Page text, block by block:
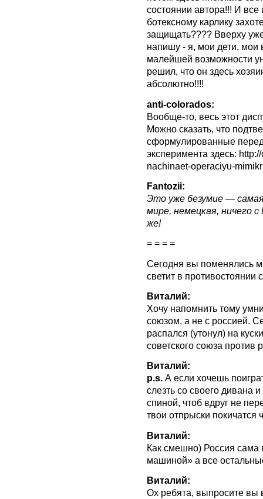
состоянии автора!!! И все
ботексному карлику
защищать???? Вверху
напишу - я, мои дети, мои
малейшей возможности
решил, что он здесь
абсолютно!!!!
anti-colorados:
Вообще-то, весь этот
Можно сказать, что
сформулированные
эксперимента здесь:
nachinaet-operaciyu-
Fantozii:
Это уже безумие —
мире, немецкая, ничего
же!
= = = =
Сегодня вы поменялись
светит в
Виталий:
Хочу напомнить тому
союзом, а не с россией.
распался (утонул) на
советского союза
Виталий:
p.s. А если хочешь
слезть со своего дивана
спиной, чтоб вдруг не
твои отпрыски покичатся
Виталий:
Как смешно) Россия сама
машиной» а все
Виталий:
Ох ребята, выпросите вы